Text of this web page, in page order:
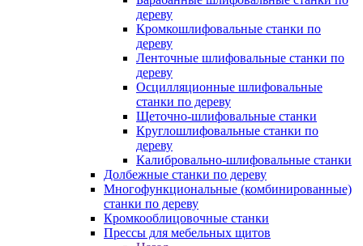
дереву
Кромкошлифовальные станки по
дереву
Ленточные шлифовальные станки по
дереву
Осцилляционные шлифовальные
станки по дереву
Щеточно-шлифовальные станки
Круглошлифовальные станки по
дереву
Калибровально-шлифовальные станки
Долбежные станки по дереву
Многофункциональные (комбинированные)
станки по дереву
Кромкооблицовочные станки
Прессы для мебельных щитов